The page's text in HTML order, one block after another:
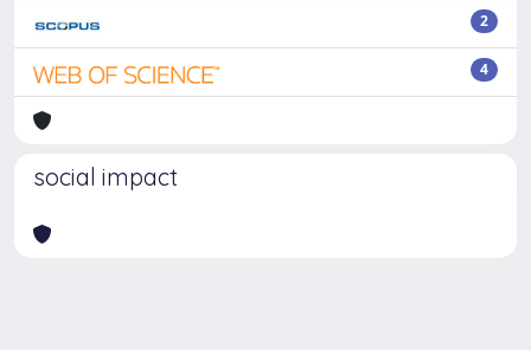
2
4
social impact